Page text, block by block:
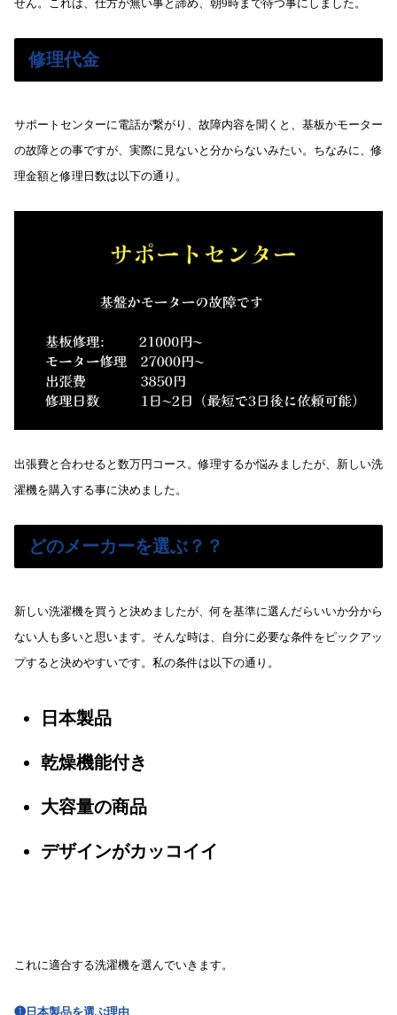
せん。これは、仕方が無い事と諦め、朝9時まで待つ事にしました。
修理代金
サポートセンターに電話が繋がり、故障内容を聞くと、基板かモーター
の故障との事ですが、実際に見ないと分からないみたい。ちなみに、修
理金額と修理日数は以下の通り。
出張費と合わせると数万円コース。修理するか悩みましたが、新しい洗
濯機を購入する事に決めました。
どのメーカーを選ぶ？？
新しい洗濯機を買うと決めましたが、何を基準に選んだらいいか分から
ない人も多いと思います。そんな時は、自分に必要な条件をピックアッ
プすると決めやすいです。私の条件は以下の通り。
日本製品
乾燥機能付き
大容量の商品
デザインがカッコイイ
これに適合する洗濯機を選んでいきます。
❶日本製品を選ぶ理由